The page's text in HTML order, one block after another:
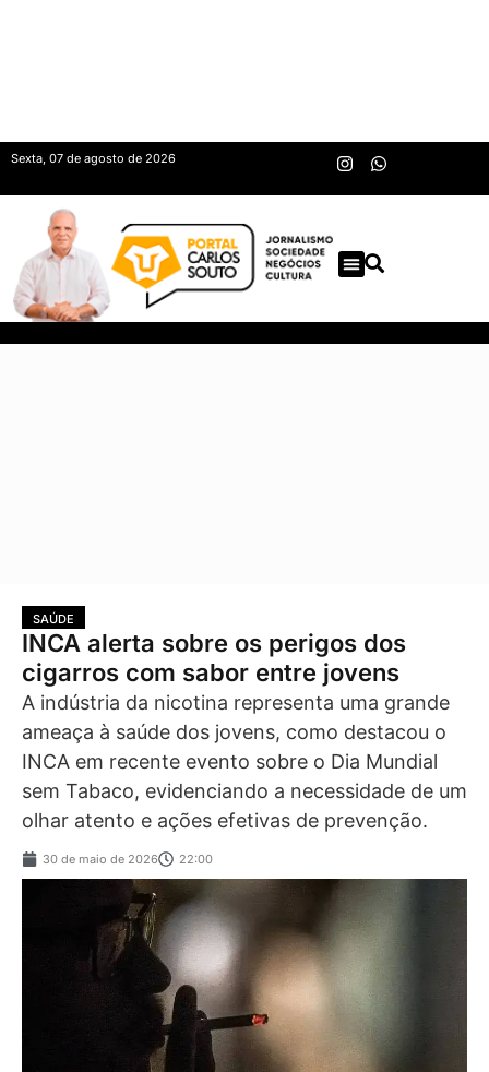
Sexta, 07 de agosto de 2026
SAÚDE
INCA alerta sobre os perigos dos
cigarros com sabor entre jovens
A indústria da nicotina representa uma grande
ameaça à saúde dos jovens, como destacou o
INCA em recente evento sobre o Dia Mundial
sem Tabaco, evidenciando a necessidade de um
olhar atento e ações efetivas de prevenção.
30 de maio de 2026 22:00